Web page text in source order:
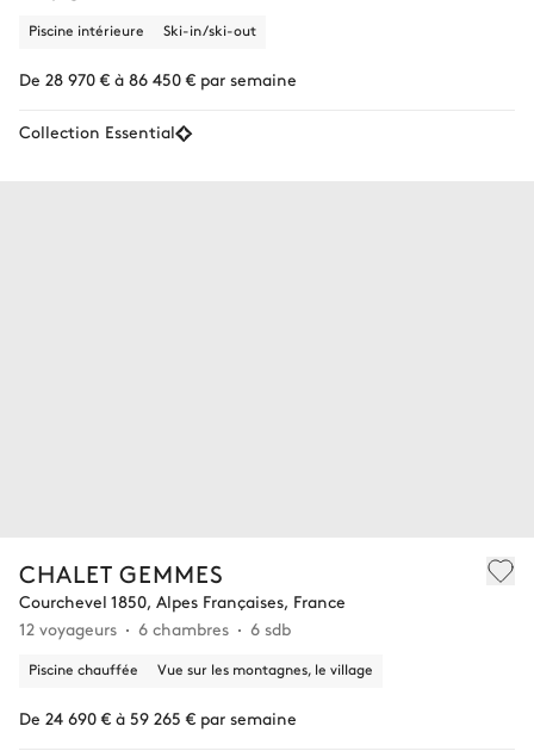
Piscine intérieure Ski-in/ski-out
De 28 970 € à 86 450 € par semaine
Collection Essential
CHALET GEMMES
Courchevel 1850, Alpes Françaises, France
12 voyageurs
6 chambres 6 sdb
Piscine chauffée Vue sur les montagnes, le village
De 24 690 € à 59 265 € par semaine